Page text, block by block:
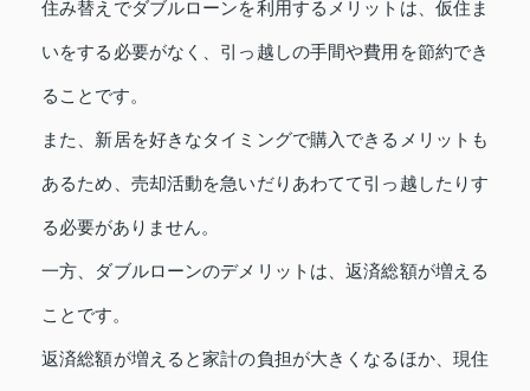
住み替えでダブルローンを利用するメリットは、仮住ま
いをする必要がなく、引っ越しの手間や費用を節約でき
ることです。
また、新居を好きなタイミングで購入できるメリットも
あるため、売却活動を急いだりあわてて引っ越したりす
る必要がありません。
一方、ダブルローンのデメリットは、返済総額が増える
ことです。
返済総額が増えると家計の負担が大きくなるほか、現住